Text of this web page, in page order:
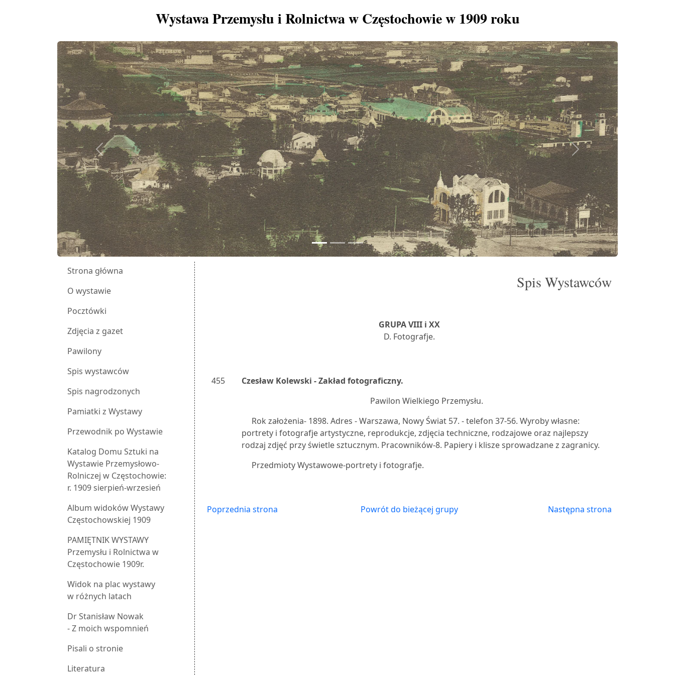
Wystawa Przemysłu i Rolnictwa w Częstochowie w 1909 roku
Previous Next
Strona główna
O wystawie
Pocztówki
Zdjęcia z gazet
Pawilony
Spis wystawców
Spis nagrodzonych
Pamiatki z Wystawy
Przewodnik po Wystawie
Katalog Domu Sztuki na
Wystawie Przemysłowo-
Rolniczej w Częstochowie:
r. 1909 sierpień-wrzesień
Album widoków Wystawy
Częstochowskiej 1909
PAMIĘTNIK WYSTAWY
Przemysłu i Rolnictwa w
Częstochowie 1909r.
Widok na plac wystawy
w różnych latach
Dr Stanisław Nowak
- Z moich wspomnień
Pisali o stronie
Literatura
Spis Wystawców
GRUPA VIII i XX
D. Fotografje.
455
Czesław Kolewski - Zakład fotograficzny.
Pawilon Wielkiego Przemysłu.
Rok założenia- 1898. Adres - Warszawa, Nowy Świat 57. - telefon 37-56. Wyroby własne:
portrety i fotografje artystyczne, reprodukcje, zdjęcia techniczne, rodzajowe oraz najlepszy
rodzaj zdjęć przy świetle sztucznym. Pracowników-8. Papiery i klisze sprowadzane z zagranicy.
Przedmioty Wystawowe-portrety i fotografje.
Poprzednia strona Powrót do bieżącej grupy Następna strona